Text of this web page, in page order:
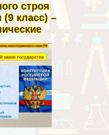
строя
класс) –